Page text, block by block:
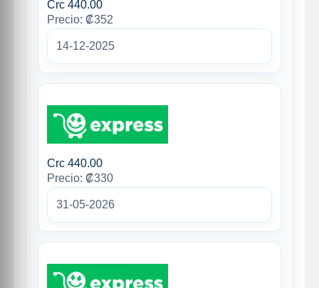
Crc 440.00
Precio: ₡352
14-12-2025
Crc 440.00
Precio: ₡330
31-05-2026